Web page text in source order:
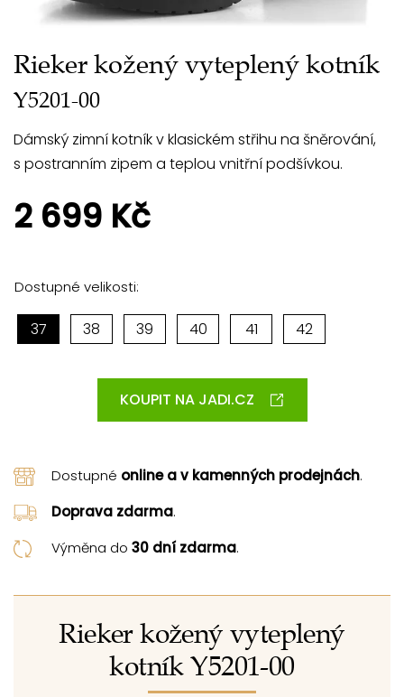
Rieker kožený vyteplený kotník
Y5201-00
Dámský zimní kotník v klasickém střihu na šněrování,
s postranním zipem a teplou vnitřní podšívkou.
2 699 Kč
Dostupné velikosti:
37 38 39 40 41 42
KOUPIT NA JADI.CZ
Dostupné online a v kamenných prodejnách.
Doprava zdarma.
Výměna do 30 dní zdarma.
Rieker kožený vyteplený
kotník Y5201-00